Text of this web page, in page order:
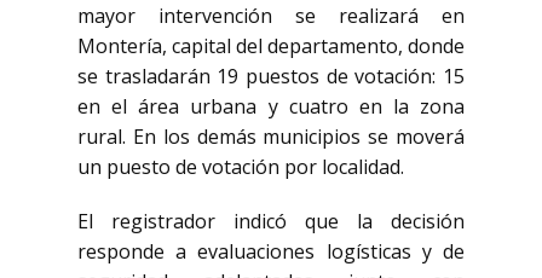
mayor intervención se realizará en
Montería, capital del departamento, donde
se trasladarán 19 puestos de votación: 15
en el área urbana y cuatro en la zona
rural. En los demás municipios se moverá
un puesto de votación por localidad.
El registrador indicó que la decisión
responde a evaluaciones logísticas y de